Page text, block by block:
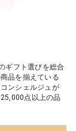
ギフト選びを総合
品を揃えている
ンシェルジュが
点以上の品